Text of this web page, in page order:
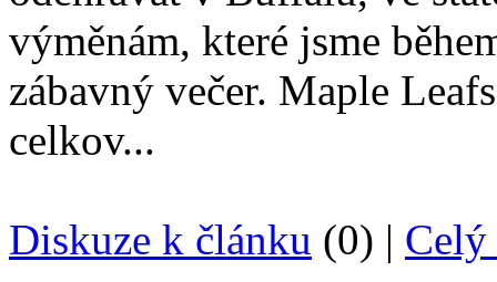
výměnám, které jsme
zábavný večer. Maple
celkov...
Diskuze k článku (0) | Celý